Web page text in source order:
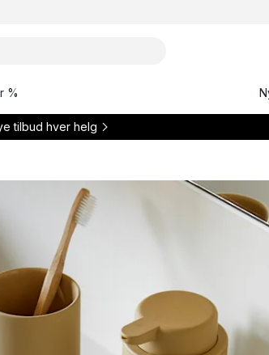
%
tilbud hver helg